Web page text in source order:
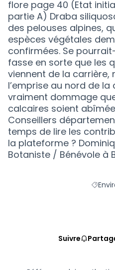
flore page 40 (Etat
partie A) Draba
des pelouses alpines,
espèces végétales
confirmées. Se
fasse en sorte que les
viennent de la carrière,
l’emprise au nord de la
vraiment dommage
calcaires soient
Conseillers
temps de lire les
la plateforme ?
Botaniste / Bénévole à
Filtrer
Suivre